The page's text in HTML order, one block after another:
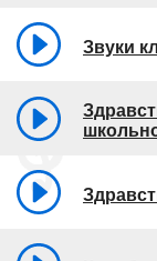
Звуки